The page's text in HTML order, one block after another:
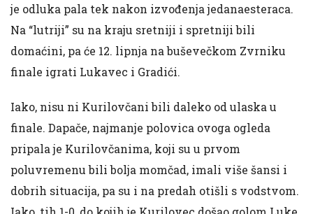
je odluka pala tek nakon izvođenja jedanaesteraca.
Na “lutriji” su na kraju sretniji i spretniji bili
domaćini, pa će 12. lipnja na buševečkom Zvrniku
finale igrati Lukavec i Gradići.
Iako, nisu ni Kurilovčani bili daleko od ulaska u
finale. Dapače, najmanje polovica ovoga ogleda
pripala je Kurilovčanima, koji su u prvom
poluvremenu bili bolja momčad, imali više šansi i
dobrih situacija, pa su i na predah otišli s vodstvom.